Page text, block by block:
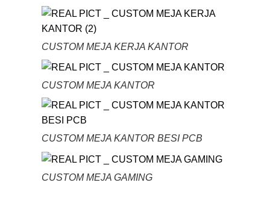
CUSTOM MEJA KERJA KANTOR
CUSTOM MEJA KANTOR
CUSTOM MEJA KANTOR BESI PCB
CUSTOM MEJA GAMING